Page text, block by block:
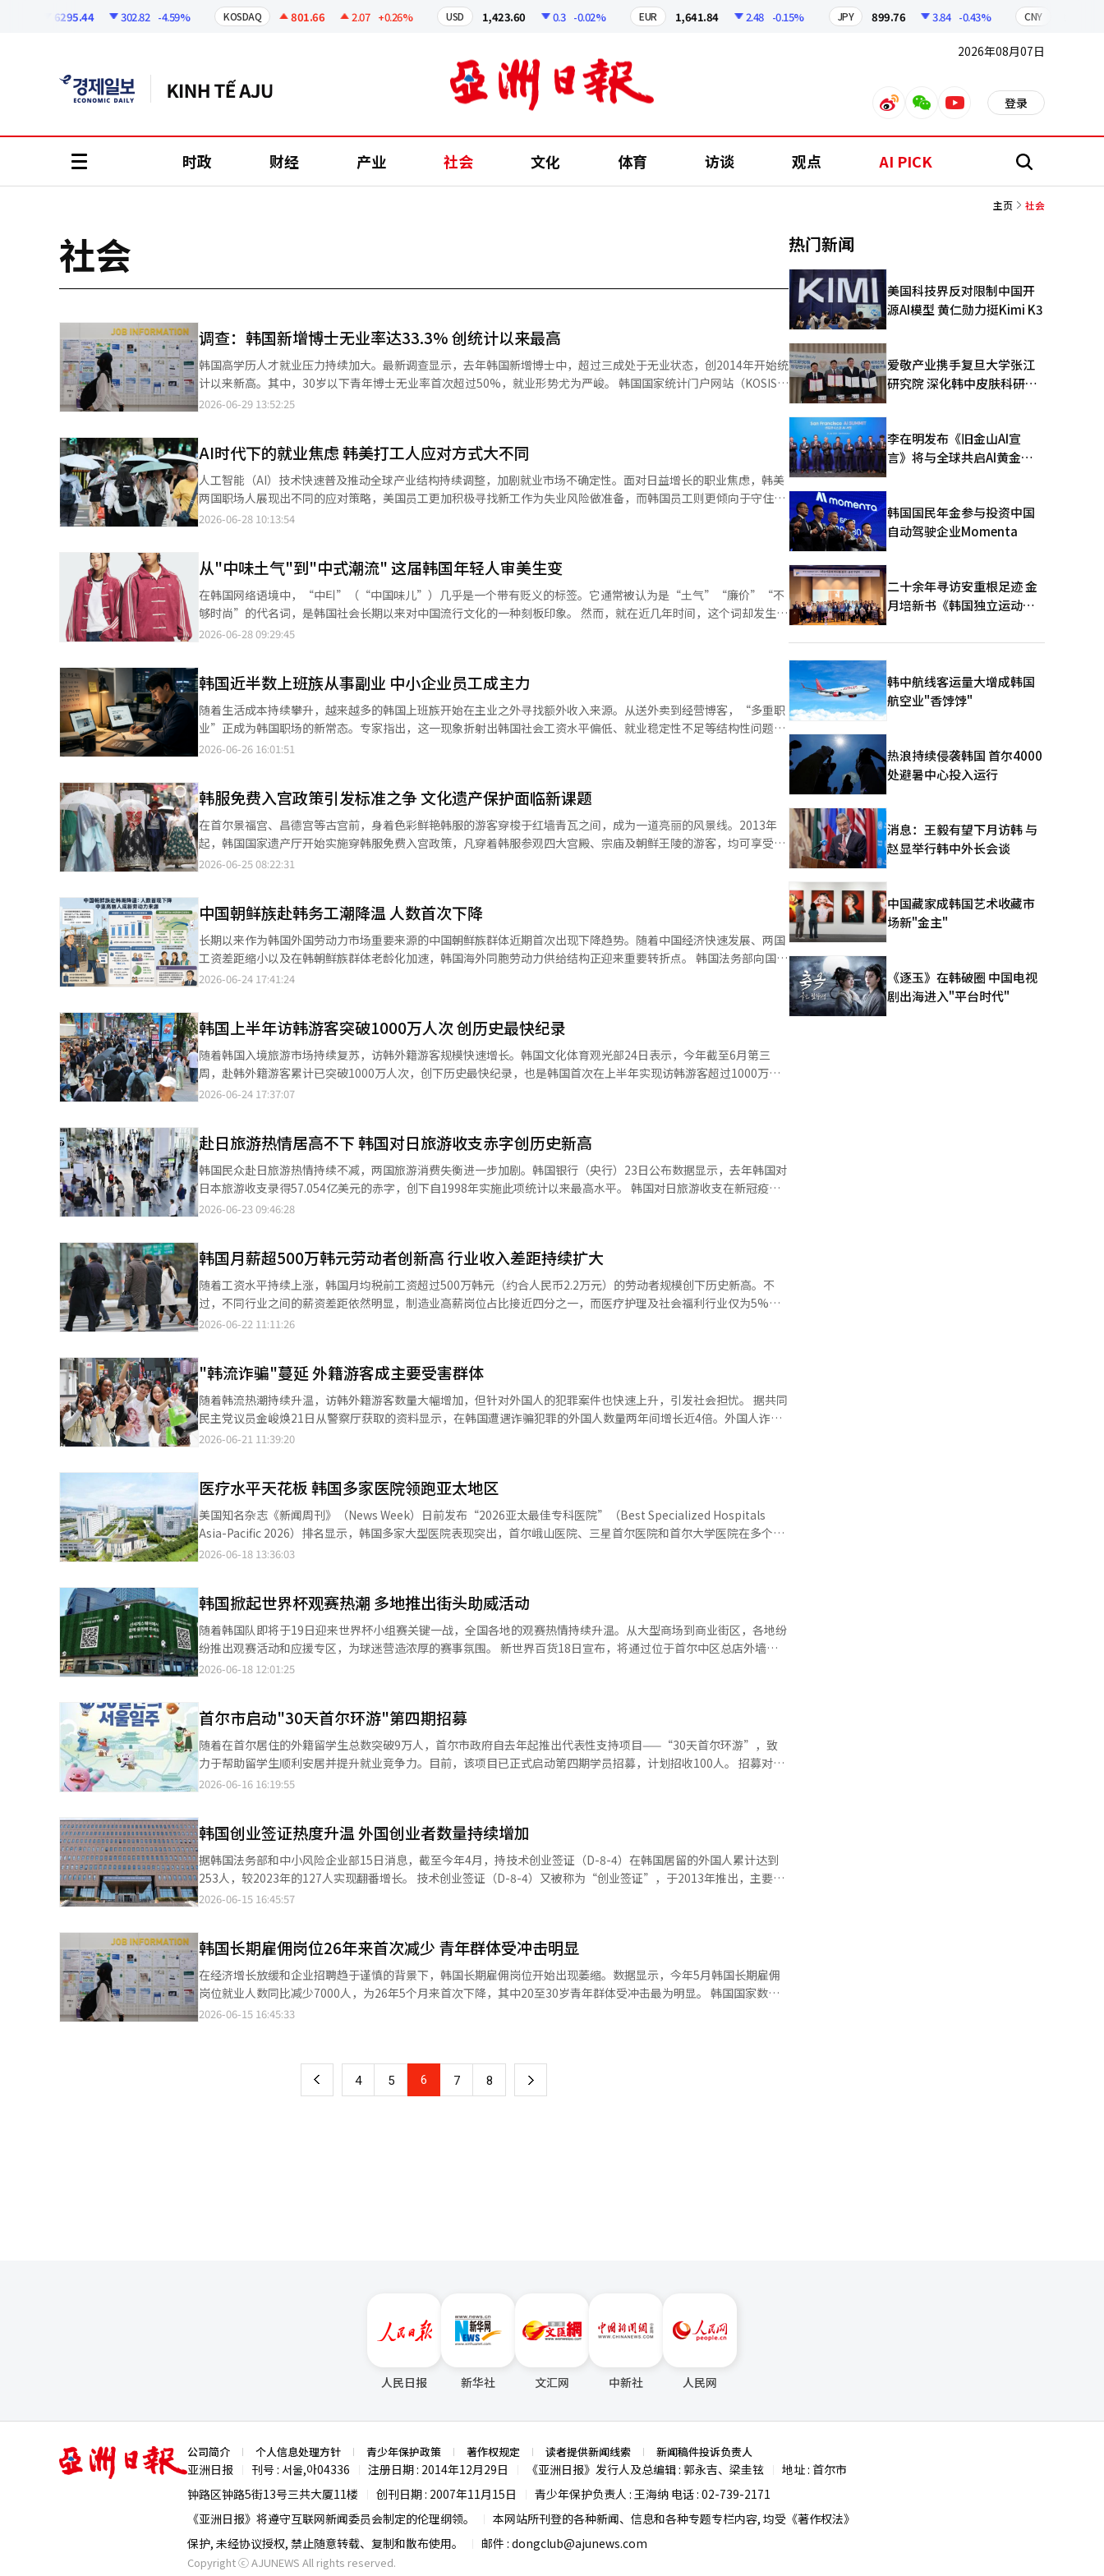
6295.44 302.82 -4.59% KOSDAQ 801.66 2.07 +0.26% USD 1,423.60 0.3 -0.02% EUR 1,641.84 2.48 -0.15% JPY 899.76 3.84 -0.43% CNY
2026年08月07日
weiboweixinyoutube 登录
时政 财经 产业 社会 文化 体育 访谈 观点 AI PICK 搜
主页 社会
社会
调查：韩国新增博士无业率达33.3% 创统计以来最高
韩国高学历人才就业压力持续加大。最新调查显示，去年韩国新增博士中，超过三成处于无业状态，创2014年开始统
计以来新高。其中，30岁以下青年博士无业率首次超过50%，就业形势尤为严峻。 韩国国家统计门户网站（KOSIS）
29日发布的《2025年国内新增博士学位获得者调查》显示，在1.0498万名新增博士中，已就业或已确定就业者占
2026-06-29 13:52:25
AI时代下的就业焦虑 韩美打工人应对方式大不同
人工智能（AI）技术快速普及推动全球产业结构持续调整，加剧就业市场不确定性。面对日益增长的职业焦虑，韩美
两国职场人展现出不同的应对策略，美国员工更加积极寻找新工作为失业风险做准备，而韩国员工则更倾向于守住目
前的工作岗位，采取观望态度。 韩国职场社交平台BLIND于28日发布分析报告，平台对2022年至2025年间韩美两国
2026-06-28 10:13:54
从"中味土气"到"中式潮流" 这届韩国年轻人审美生变
在韩国网络语境中，“中티”（“中国味儿”）几乎是一个带有贬义的标签。它通常被认为是“土气”“廉价”“不
够时尚”的代名词，是韩国社会长期以来对中国流行文化的一种刻板印象。 然而，就在近几年时间，这个词却发生了
戏剧性的意义逆转。如今，在韩国年轻人之间，“中티”不仅不再是一种嘲讽，反而逐渐成为一种具有辨识度的流行
2026-06-28 09:29:45
韩国近半数上班族从事副业 中小企业员工成主力
随着生活成本持续攀升，越来越多的韩国上班族开始在主业之外寻找额外收入来源。从送外卖到经营博客，“多重职
业”正成为韩国职场的新常态。专家指出，这一现象折射出韩国社会工资水平偏低、就业稳定性不足等结构性问题。
韩国HR科技企业Incruit旗下灵活用工平台New Worker去年11月面向728名成年人进行调查，并于近日发布报告。结
2026-06-26 16:01:51
韩服免费入宫政策引发标准之争 文化遗产保护面临新课题
在首尔景福宫、昌德宫等古宫前，身着色彩鲜艳韩服的游客穿梭于红墙青瓦之间，成为一道亮丽的风景线。2013年
起，韩国国家遗产厅开始实施穿韩服免费入宫政策，凡穿着韩服参观四大宫殿、宗庙及朝鲜王陵的游客，均可享受免
门票待遇。十余年来，这项政策不仅推动了韩服文化的普及，也成为外国游客体验韩国传统文化的重要方式。 然而，
2026-06-25 08:22:31
中国朝鲜族赴韩务工潮降温 人数首次下降
长期以来作为韩国外国劳动力市场重要来源的中国朝鲜族群体近期首次出现下降趋势。随着中国经济快速发展、两国
工资差距缩小以及在韩朝鲜族群体老龄化加速，韩国海外同胞劳动力供给结构正迎来重要转折点。 韩国法务部向国会
议员提交的最新数据显示，截至今年1月，持海外同胞（F-4）签证的中国籍人员为38.5771万人。自2020年以来持续
2026-06-24 17:41:24
韩国上半年访韩游客突破1000万人次 创历史最快纪录
随着韩国入境旅游市场持续复苏，访韩外籍游客规模快速增长。韩国文化体育观光部24日表示，今年截至6月第三
周，赴韩外籍游客累计已突破1000万人次，创下历史最快纪录，也是韩国首次在上半年实现访韩游客超过1000万人
次。与去年7月中旬才突破1000万人次相比，今年提前约一个月达成这一目标，显示韩国入境旅游市场保持强劲增长
2026-06-24 17:37:07
赴日旅游热情居高不下 韩国对日旅游收支赤字创历史新高
韩国民众赴日旅游热情持续不减，两国旅游消费失衡进一步加剧。韩国银行（央行）23日公布数据显示，去年韩国对
日本旅游收支录得57.054亿美元的赤字，创下自1998年实施此项统计以来最高水平。 韩国对日旅游收支在新冠疫情
全球大流行期间曾短暂实现顺差，2020年和2021年先后为3.687亿美元和1.299亿美元，但自2022年转为5.757亿美
2026-06-23 09:46:28
韩国月薪超500万韩元劳动者创新高 行业收入差距持续扩大
随着工资水平持续上涨，韩国月均税前工资超过500万韩元（约合人民币2.2万元）的劳动者规模创下历史新高。不
过，不同行业之间的薪资差距依然明显，制造业高薪岗位占比接近四分之一，而医疗护理及社会福利行业仅为5%左
右。 韩国统计厅国家统计门户（KOSIS）22日发布的数据显示，截至去年10月，韩国2248.8万名工薪劳动者中，最
2026-06-22 11:11:26
"韩流诈骗"蔓延 外籍游客成主要受害群体
随着韩流热潮持续升温，访韩外籍游客数量大幅增加，但针对外国人的犯罪案件也快速上升，引发社会担忧。 据共同
民主党议员金峻焕21日从警察厅获取的资料显示，在韩国遭遇诈骗犯罪的外国人数量两年间增长近4倍。外国人诈骗
受害者人数从2023年的5307人增至2024年的8671人，去年激增至1.9907万人。 其中，利用韩流热度实施的所
2026-06-21 11:39:20
医疗水平天花板 韩国多家医院领跑亚太地区
美国知名杂志《新闻周刊》（News Week）日前发布“2026亚太最佳专科医院”（Best Specialized Hospitals
Asia-Pacific 2026）排名显示，韩国多家大型医院表现突出，首尔峨山医院、三星首尔医院和首尔大学医院在多个专
科领域位居亚太地区首位。 首尔峨山医院在心脏病学、心脏手术、神经科、内分泌科和骨科等5个专业领域名列亚太
2026-06-18 13:36:03
韩国掀起世界杯观赛热潮 多地推出街头助威活动
随着韩国队即将于19日迎来世界杯小组赛关键一战，全国各地的观赛热情持续升温。从大型商场到商业街区，各地纷
纷推出观赛活动和应援专区，为球迷营造浓厚的赛事氛围。 新世界百货18日宣布，将通过位于首尔中区总店外墙的
大型媒体幕墙“SHINSEGAE SQUARE”现场直播韩国国家队的世界杯比赛。该百货表示，将于19日韩国队对阵墨西
2026-06-18 12:01:25
首尔市启动"30天首尔环游"第四期招募
随着在首尔居住的外籍留学生总数突破9万人，首尔市政府自去年起推出代表性支持项目——“30天首尔环游”，致
力于帮助留学生顺利安居并提升就业竞争力。目前，该项目已正式启动第四期学员招募，计划招收100人。 招募对象
为就读于首尔市各大学（含专科院校及研究生院）的在读外籍留学生，以及毕业两年内仍处于求职阶段的应届及往届
2026-06-16 16:19:55
韩国创业签证热度升温 外国创业者数量持续增加
据韩国法务部和中小风险企业部15日消息，截至今年4月，持技术创业签证（D-8-4）在韩国居留的外国人累计达到
253人，较2023年的127人实现翻番增长。 技术创业签证（D-8-4）又被称为“创业签证”，于2013年推出，主要面
向拥有创新技术和创业能力、但缺乏充足创业资金的外国创业者。申请人无需满足传统投资签证所要求的大额资本金
2026-06-15 16:45:57
韩国长期雇佣岗位26年来首次减少 青年群体受冲击明显
在经济增长放缓和企业招聘趋于谨慎的背景下，韩国长期雇佣岗位开始出现萎缩。数据显示，今年5月韩国长期雇佣
岗位就业人数同比减少7000人，为26年5个月来首次下降，其中20至30岁青年群体受冲击最为明显。 韩国国家数据
门户（KOSIS）及经济活动人口微观数据15日分析结果显示，今年5月韩国长期雇佣岗位就业人数为1674万人，同比
2026-06-15 16:45:33
上 4 5 6 7 8 下
热门新闻
美国科技界反对限制中国开
源AI模型 黄仁勋力挺Kimi K3
爱敬产业携手复旦大学张江
研究院 深化韩中皮肤科研合
李在明发布《旧金山AI宣
言》将与全球共启AI黄金时
韩国国民年金参与投资中国
自动驾驶企业Momenta
二十余年寻访安重根足迹 金
月培新书《韩国独立运动圣
版
韩中航线客运量大增成韩国
航空业"香饽饽"
热浪持续侵袭韩国 首尔4000
处避暑中心投入运行
消息：王毅有望下月访韩 与
赵显举行韩中外长会谈
中国藏家成韩国艺术收藏市
场新"金主"
《逐玉》在韩破圈 中国电视
剧出海进入"平台时代"
人民日报 新华社 文汇网 中新社 人民网
亚
洲
日
公司简介 个人信息处理方针 青少年保护政策 著作权规定 读者提供新闻线索 新闻稿件投诉负责人
亚洲日报 刊号 : 서울,아04336 注册日期 : 2014年12月29日 《亚洲日报》发行人及总编辑 : 郭永吉、梁圭铉
地址 : 首尔市
钟路区钟路5街13号三共大厦11楼
创刊日期 : 2007年11月15日
青少年保护负责人 : 王海纳 电话 : 02-739-2171
《亚洲日报》将遵守互联网新闻委员会制定的伦理纲领。
本网站所刊登的各种新闻、信息和各种专题专栏内容, 均受《著作权法》
保护, 未经协议授权, 禁止随意转载、复制和散布使用。
邮件 : dongclub@ajunews.com
Copyright ⓒ AJUNEWS All rights reserved.